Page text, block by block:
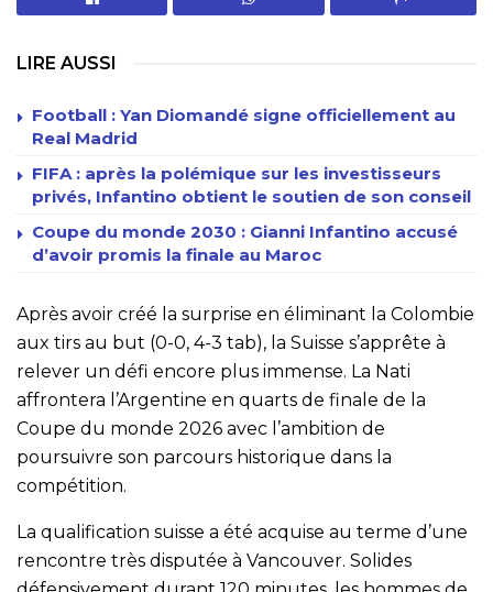
LIRE AUSSI
Football : Yan Diomandé signe officiellement au
Real Madrid
FIFA : après la polémique sur les investisseurs
privés, Infantino obtient le soutien de son conseil
Coupe du monde 2030 : Gianni Infantino accusé
d’avoir promis la finale au Maroc
Après avoir créé la surprise en éliminant la Colombie
aux tirs au but (0-0, 4-3 tab), la Suisse s’apprête à
relever un défi encore plus immense. La Nati
affrontera l’Argentine en quarts de finale de la
Coupe du monde 2026 avec l’ambition de
poursuivre son parcours historique dans la
compétition.
La qualification suisse a été acquise au terme d’une
rencontre très disputée à Vancouver. Solides